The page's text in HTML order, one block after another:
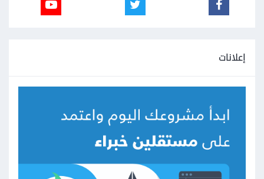
إعلانات